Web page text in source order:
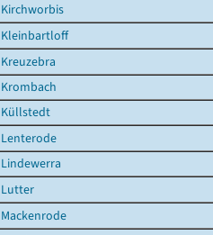
Kirchworbis
Kleinbartloff
Kreuzebra
Krombach
Küllstedt
Lenterode
Lindewerra
Lutter
Mackenrode